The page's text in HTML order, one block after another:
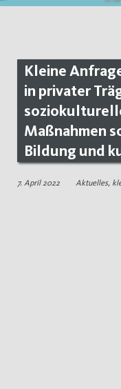
Kleine
in privater
Maßnahmen
Bildung und
7. April 2022 Aktuelles,